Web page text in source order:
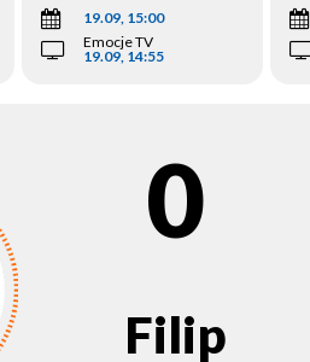
19.09, 15:00
Emocje TV
19.09, 14:55
0
Filip